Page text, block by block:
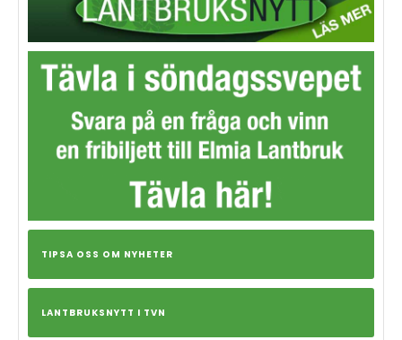
TIPSA OSS OM NYHETER
LANTBRUKSNYTT I TVN